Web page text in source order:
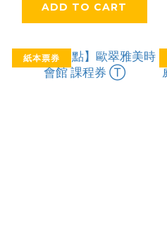
ADD TO CART
紙本票券